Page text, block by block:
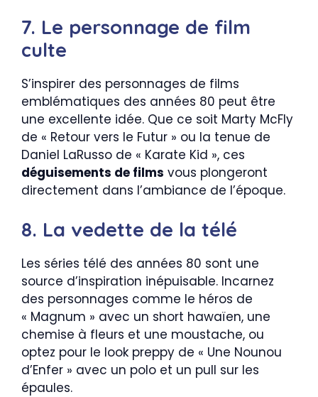
7. Le personnage de film
culte
S’inspirer des personnages de films
emblématiques des années 80 peut être
une excellente idée. Que ce soit Marty McFly
de « Retour vers le Futur » ou la tenue de
Daniel LaRusso de « Karate Kid », ces
déguisements de films vous plongeront
directement dans l’ambiance de l’époque.
8. La vedette de la télé
Les séries télé des années 80 sont une
source d’inspiration inépuisable. Incarnez
des personnages comme le héros de
« Magnum » avec un short hawaïen, une
chemise à fleurs et une moustache, ou
optez pour le look preppy de « Une Nounou
d’Enfer » avec un polo et un pull sur les
épaules.